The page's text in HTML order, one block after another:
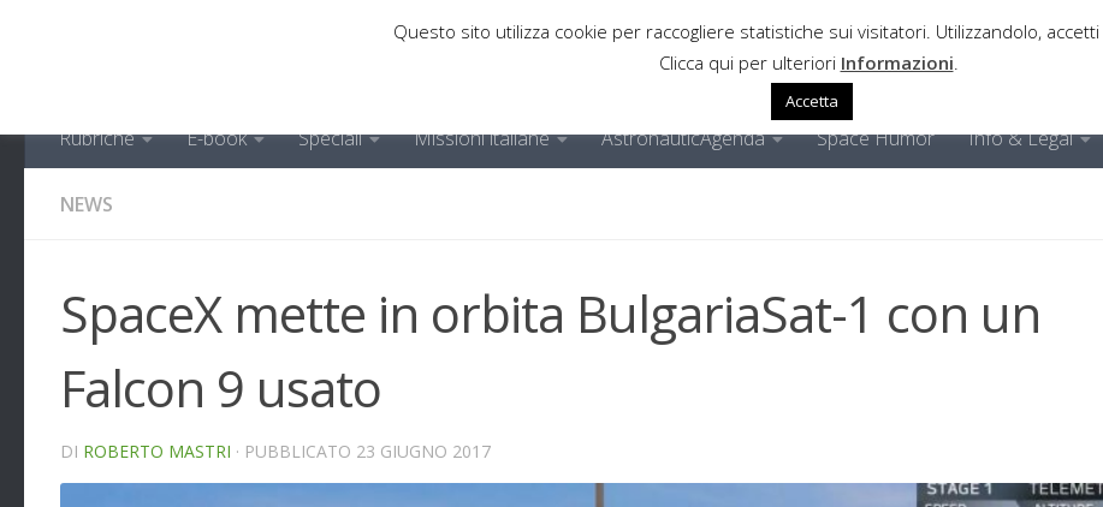
Rubriche E-book Speciali Missioni italiane AstronauticAgenda Space Humor Info & Legal
NEWS
SpaceX mette in orbita BulgariaSat-1 con un
Falcon 9 usato
DI ROBERTO MASTRI · PUBBLICATO 23 GIUGNO 2017
Questo sito utilizza cookie per raccogliere statistiche sui visitatori. Utilizzandolo, accetti
Clicca qui per ulteriori Informazioni
Accetta